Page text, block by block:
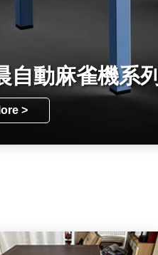
自動麻雀機系列
>